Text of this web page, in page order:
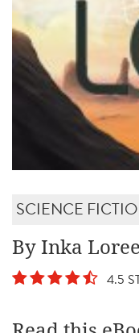
SCIENCE
By Inka
4.5